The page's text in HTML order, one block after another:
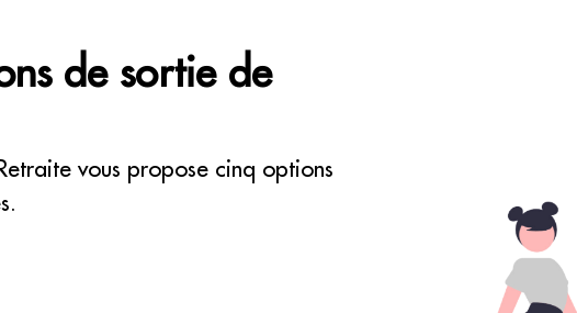
de sortie de
vous propose cinq options